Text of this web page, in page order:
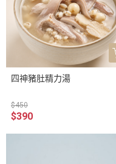
四神豬肚精力湯
$450
$390